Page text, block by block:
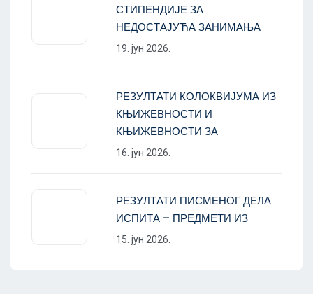
СТИПЕНДИЈЕ ЗА
НЕДОСТАЈУЋА ЗАНИМАЊА
19. јун 2026.
РЕЗУЛТАТИ КОЛОКВИЈУМА ИЗ
КЊИЖЕВНОСТИ И
КЊИЖЕВНОСТИ ЗА
16. јун 2026.
РЕЗУЛТАТИ ПИСМЕНОГ ДЕЛА
ИСПИТА – ПРЕДМЕТИ ИЗ
15. јун 2026.